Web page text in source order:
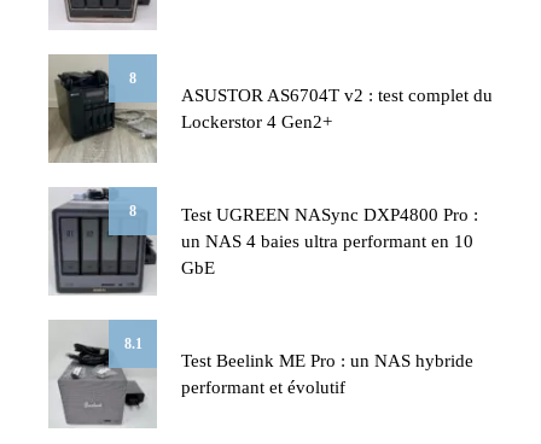
8
ASUSTOR AS6704T v2 : test complet du
Lockerstor 4 Gen2+
8
Test UGREEN NASync DXP4800 Pro :
un NAS 4 baies ultra performant en 10
GbE
8.1
Test Beelink ME Pro : un NAS hybride
performant et évolutif